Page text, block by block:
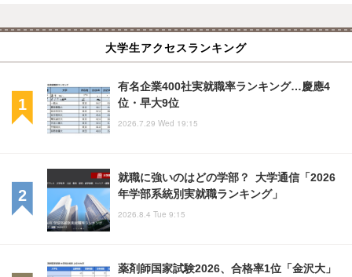
大学生アクセスランキング
有名企業400社実就職率ランキング…慶應4
位・早大9位
2026.7.29 Wed 19:15
就職に強いのはどの学部？ 大学通信「2026
年学部系統別実就職ランキング」
2026.8.4 Tue 9:15
薬剤師国家試験2026、合格率1位「金沢大」